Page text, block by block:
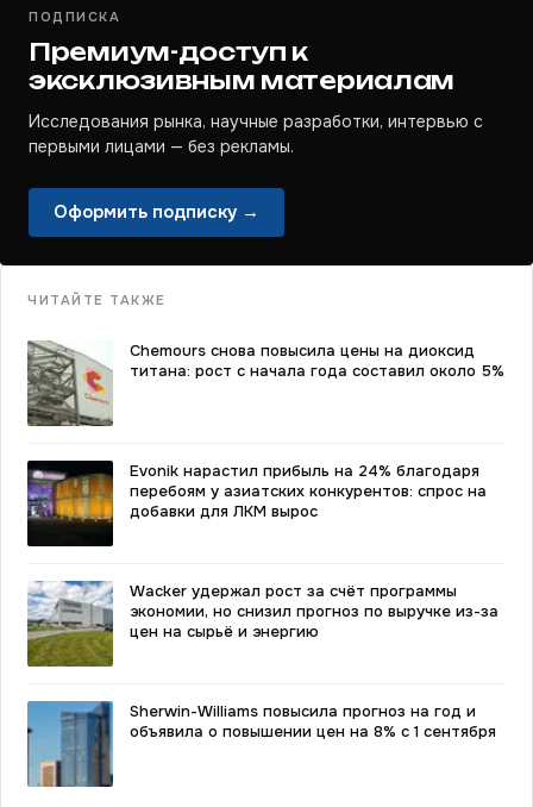
ПОДПИСКА
Премиум-доступ к
эксклюзивным материалам
Исследования рынка, научные разработки, интервью с
первыми лицами — без рекламы.
Оформить подписку →
ЧИТАЙТЕ ТАКЖЕ
Chemours снова повысила цены на диоксид
титана: рост с начала года составил около 5%
Evonik нарастил прибыль на 24% благодаря
перебоям у азиатских конкурентов: спрос на
добавки для ЛКМ вырос
Wacker удержал рост за счёт программы
экономии, но снизил прогноз по выручке из-за
цен на сырьё и энергию
Sherwin-Williams повысила прогноз на год и
объявила о повышении цен на 8% с 1 сентября